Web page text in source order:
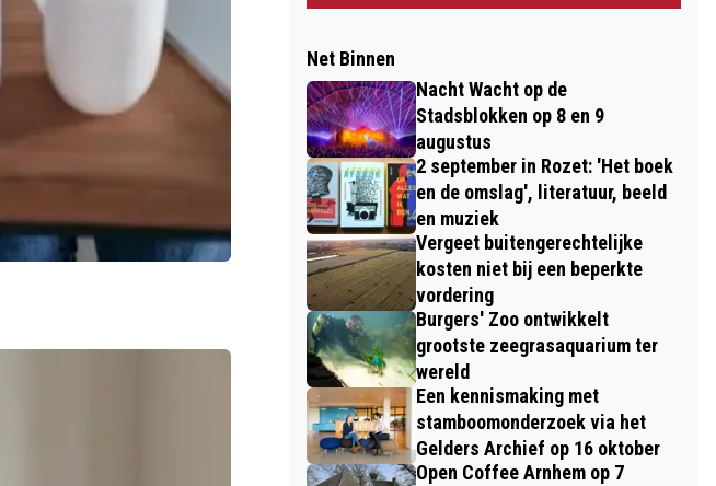
Net Binnen
Nacht Wacht op de
Stadsblokken op 8 en 9
augustus
2 september in Rozet: 'Het boek
en de omslag', literatuur, beeld
en muziek
Vergeet buitengerechtelijke
kosten niet bij een beperkte
vordering
Burgers' Zoo ontwikkelt
grootste zeegrasaquarium ter
wereld
Een kennismaking met
stamboomonderzoek via het
Gelders Archief op 16 oktober
Open Coffee Arnhem op 7